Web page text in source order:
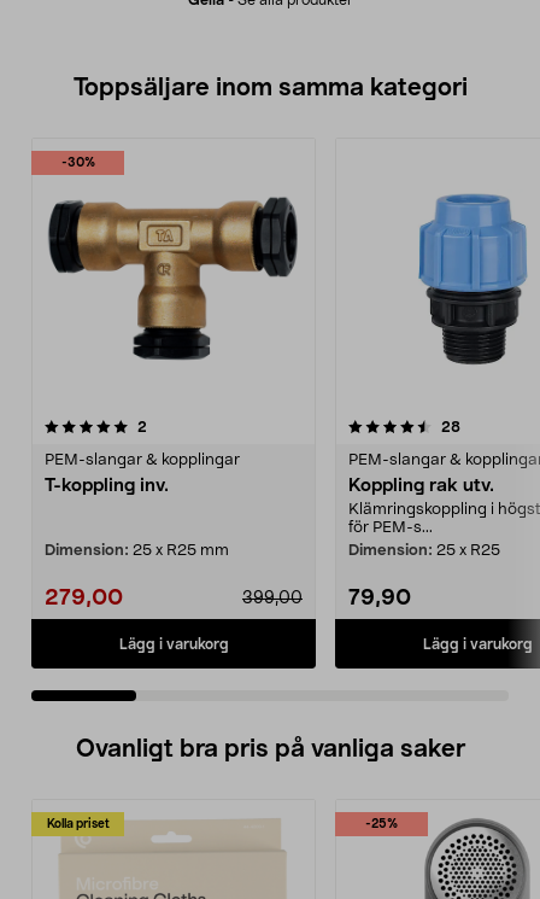
Toppsäljare inom samma kategori
-30%
2
PEM-slangar & kopplingar
T-koppling inv.
Dimension: 25 x R25 mm
279,00 399,00
Lägg i varukorg
4.5 av 5 stjärnor 28recensioner
PEM-slangar &
Koppling rak utv.
Klämringskoppling i
för PEM-s...
Dimension: 25 x R25
79,90
Lägg i varukorg
4.5 av 5 stjärnor
Ovanligt bra pris på vanliga saker
Kolla priset -25%